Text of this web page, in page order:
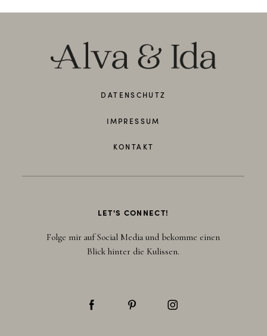
LET'S CONNECT!
Folge mir auf Social Media und bekomme einen
Blick hinter die Kulissen.
DATENSCHUTZ
IMPRESSUM
KONTAKT